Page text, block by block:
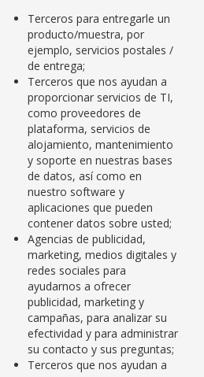
Terceros para entregarle un
producto/muestra, por
ejemplo, servicios postales /
de entrega;
Terceros que nos ayudan a
proporcionar servicios de TI,
como proveedores de
plataforma, servicios de
alojamiento, mantenimiento
y soporte en nuestras bases
de datos, así como en
nuestro software y
aplicaciones que pueden
contener datos sobre usted;
Agencias de publicidad,
marketing, medios digitales y
redes sociales para
ayudarnos a ofrecer
publicidad, marketing y
campañas, para analizar su
efectividad y para administrar
su contacto y sus preguntas;
Terceros que nos ayudan a